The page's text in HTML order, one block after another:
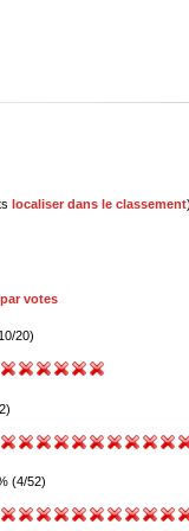
localiser dans le classement
par votes
20)
(4/52)